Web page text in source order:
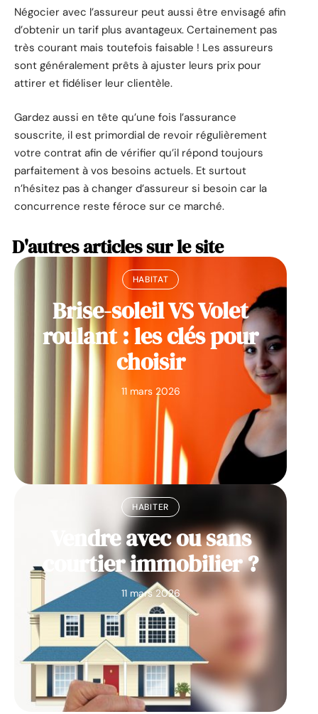
Négocier avec l’assureur peut aussi être envisagé afin
d’obtenir un tarif plus avantageux. Certainement pas
très courant mais toutefois faisable ! Les assureurs
sont généralement prêts à ajuster leurs prix pour
attirer et fidéliser leur clientèle.
Gardez aussi en tête qu’une fois l’assurance
souscrite, il est primordial de revoir régulièrement
votre contrat afin de vérifier qu’il répond toujours
parfaitement à vos besoins actuels. Et surtout
n’hésitez pas à changer d’assureur si besoin car la
concurrence reste féroce sur ce marché.
D'autres articles sur le site
HABITAT
Brise-soleil VS Volet
roulant : les clés pour
choisir
11 mars 2026
HABITER
Vendre avec ou sans
courtier immobilier ?
11 mars 2026